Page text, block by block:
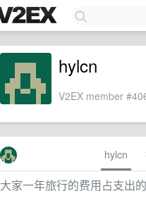
hylcn
V2EX member
hylcn
大家一年旅行的费用占支出